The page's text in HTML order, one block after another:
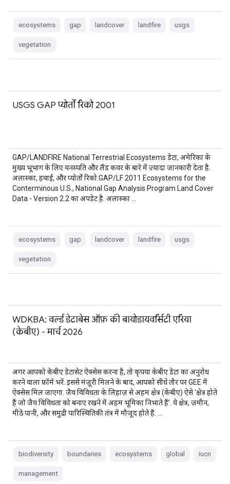
ecosystems gap landcover landfire usgs
vegetation
USGS GAP प्योर्तो रिको 2001
GAP/LANDFIRE National Terrestrial Ecosystems डेटा, अमेरिका के
मुख्य भूभाग के लिए वनस्पति और लैंड कवर के बारे में ज़्यादा जानकारी देता है.
अलास्का, हवाई, और प्योर्तो रिको.GAP/LF 2011 Ecosystems for the
Conterminous U.S., National Gap Analysis Program Land Cover
Data - Version 2.2 का अपडेट है. अलास्का …
ecosystems gap landcover landfire usgs
vegetation
WDKBA: वर्ल्ड डेटाबेस ऑफ़ की बायोडायवर्सिटी एरिया
(केबीए) - मार्च 2026
अगर आपको केबीए डेटासेट ऐक्सेस करना है, तो कृपया केबीए डेटा का अनुरोध
करने वाला फ़ॉर्म भरें. इससे मंज़ूरी मिलने के बाद, आपको सीधे तौर पर GEE में
ऐक्सेस मिल जाएगा. जैव विविधता के लिहाज़ से अहम क्षेत्र (केबीए) ऐसे 'क्षेत्र होते
हैं जो जैव विविधता को बनाए रखने में अहम भूमिका निभाते हैं’. ये क्षेत्र, ज़मीन,
मीठे पानी, और समुद्री पारिस्थितिकी तंत्र में मौजूद होते हैं. …
biodiversity boundaries ecosystems global iucn
management